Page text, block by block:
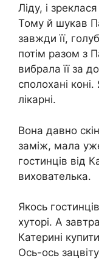
Ліду, і
Тому й шукав
завжди її,
потім разом з
вибрала її за
сполохані
лікарні.
Вона давно
заміж, мала
гостинців від
вихователька.
Якось
хуторі. А
Катерині
Ось-ось